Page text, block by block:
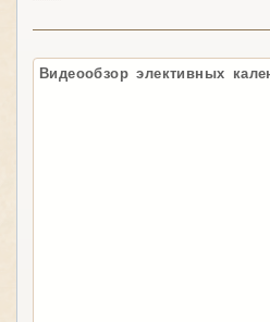
Видеообзор элективных